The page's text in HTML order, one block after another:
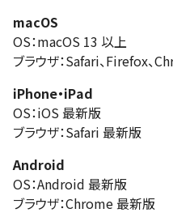
macOS
OS：macOS 13 以上
ブラウザ：Safari、Firefox、
iPhone・iPad
OS：iOS 最新版
ブラウザ：Safari 最新版
Android
OS：Android 最新版
ブラウザ：Chrome 最新版